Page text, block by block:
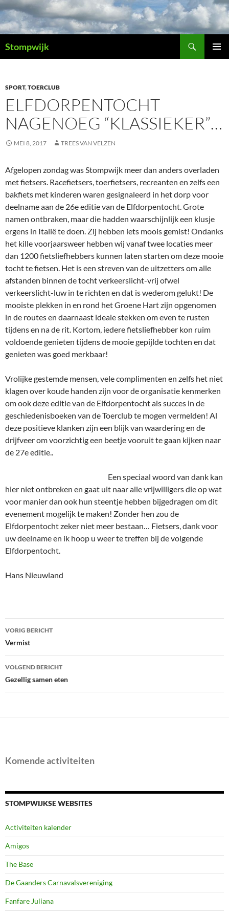
Ga
naar
de
inhoud
Stompwijk
SPORT,TOERCLUB
ELFDORPENTOCHT
NAGENOEG “KLASSIEKER”…
MEI 8, 2017 TREES VAN VELZEN
Afgelopen zondag was Stompwijk meer dan anders overladen
met fietsers. Racefietsers, toerfietsers, recreanten en zelfs een
bakfiets met kinderen waren gesignaleerd in het dorp voor
deelname aan de 26e editie van de Elfdorpentocht. Grote
namen ontbraken, maar die hadden waarschijnlijk een klusje
ergens in Italië te doen. Zij hebben iets moois gemist! Ondanks
het kille voorjaarsweer hebben wij vanaf twee locaties meer
dan 1200 fietsliefhebbers kunnen laten starten om deze mooie
tocht te fietsen. Het is een streven van de uitzetters om alle
afstanden binnen de tocht verkeerslicht-vrij ofwel
verkeerslicht-luw in te richten en dat is wederom gelukt! De
mooiste plekken in en rond het Groene Hart zijn opgenomen
in de routes en daarnaast ideale stekken om even te rusten
tijdens en na de rit. Kortom, iedere fietsliefhebber kon ruim
voldoende genieten tijdens de mooie gepijlde tochten en dat
genieten was goed merkbaar!
Vrolijke gestemde mensen, vele complimenten en zelfs het niet
klagen over koude handen zijn voor de organisatie kenmerken
om ook deze editie van de Elfdorpentocht als succes in de
geschiedenisboeken van de Toerclub te mogen vermelden! Al
deze positieve klanken zijn een blijk van waardering en de
drijfveer om voorzichtig een beetje vooruit te gaan kijken naar
de 27e editie..
Een speciaal woord van dank kan
hier niet ontbreken en gaat uit naar alle vrijwilligers die op wat
voor manier dan ook hun steentje hebben bijgedragen om dit
evenement mogelijk te maken! Zonder hen zou de
Elfdorpentocht zeker niet meer bestaan… Fietsers, dank voor
uw deelname en ik hoop u weer te treffen bij de volgende
Elfdorpentocht.
Hans Nieuwland
Bericht
navigatie
VORIG BERICHT
Vermist
VOLGEND BERICHT
Gezellig samen eten
Komende activiteiten
STOMPWIJKSE WEBSITES
Activiteiten kalender
Amigos
The Base
De Gaanders Carnavalsvereniging
Fanfare Juliana